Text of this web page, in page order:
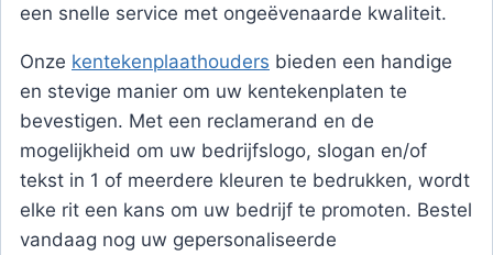
een snelle service met ongeëvenaarde kwaliteit.
Onze kentekenplaathouders bieden een handige
en stevige manier om uw kentekenplaten te
bevestigen. Met een reclamerand en de
mogelijkheid om uw bedrijfslogo, slogan en/of
tekst in 1 of meerdere kleuren te bedrukken, wordt
elke rit een kans om uw bedrijf te promoten. Bestel
vandaag nog uw gepersonaliseerde